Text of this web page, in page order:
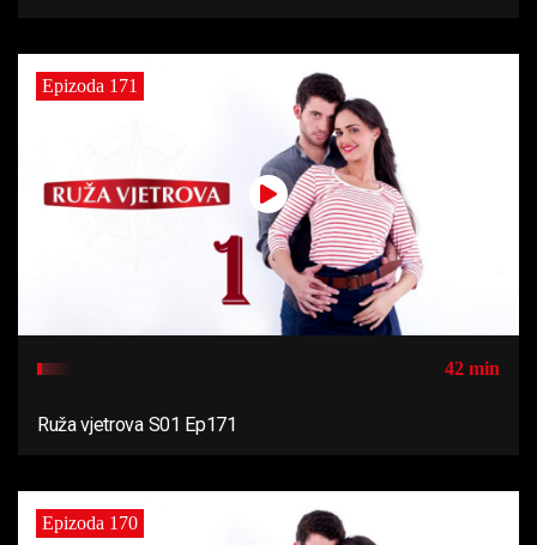
Epizoda 171
42 min
Ruža vjetrova S01 Ep171
Epizoda 170